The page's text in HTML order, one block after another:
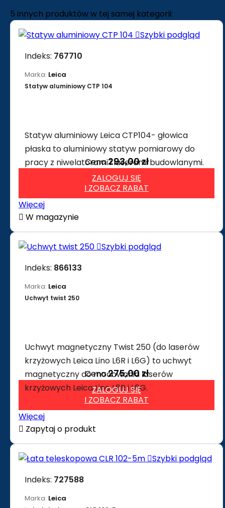
5 innych produktów w tej samej kategorii:
Szybki podgląd
Indeks: 767710
Marka: Leica
Statyw aluminiowy CTP 104
Statyw aluminiowy Leica CTP104- głowica
płaska to aluminiowy statyw pomiarowy do
pracy z niwelatorami i laserami budowlanymi.
Cena293,00 zł
ZALOGUJ SIĘ
I ZOBACZ RABAT
Więcej
 W magazynie
Szybki podgląd
Indeks: 866133
Marka: Leica
Uchwyt twist 250
Uchwyt magnetyczny Twist 250 (do laserów
krzyżowych Leica Lino L6R i L6G) to uchwyt
magnetyczny do mocowania laserów
krzyżowych Leica Lino L6R i L6G.
Cena275,00 zł
ZALOGUJ SIĘ
I ZOBACZ RABAT
Więcej
 Zapytaj o produkt
Szybki podgląd
Indeks: 727588
Marka: Leica